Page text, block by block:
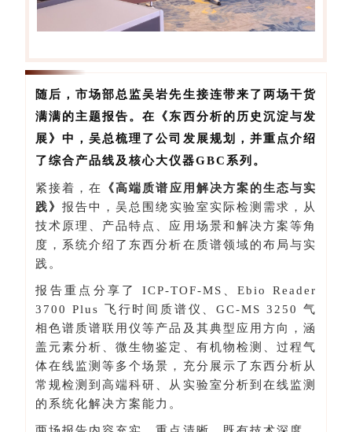
随后，市场部总监吴岩先生接连带来了两场干货
满满的主题报告。在
《东西分析的历史沉淀与发
展》中，吴总梳理了公司发展规划，并重点介绍
了综合产品线及核心大仪器GBC系列。
紧接着，在
《高端质谱应用解决方案的生态与实
践》报告中，吴总围绕实验室实际检测需求，从
技术原理、产品特点、应用场景和解决方案等角
度，系统介绍了东西分析在质谱领域的布局与实
践。
报告重点分享了 ICP-TOF-MS、Ebio Reader
3700 Plus 飞行时间质谱仪、GC-MS 3250 气
相色谱质谱联用仪等产品及其典型应用方向，涵
盖元素分析、微生物鉴定、有机物检测、过程气
体在线监测等多个场景，充分展示了东西分析从
常规检测到高端科研、从实验室分析到在线监测
的系统化解决方案能力。